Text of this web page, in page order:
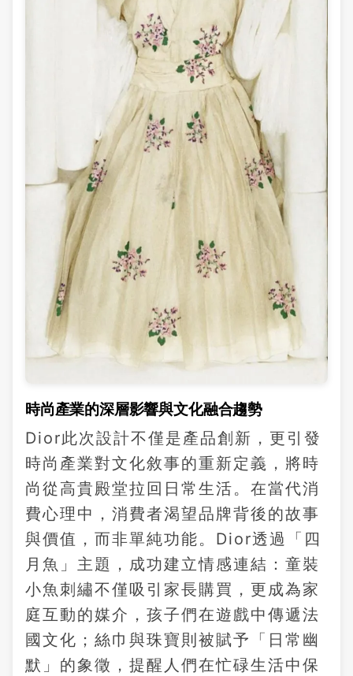
時尚產業的深層影響與文化融合趨勢
Dior此次設計不僅是產品創新，更引發
時尚產業對文化敘事的重新定義，將時
尚從高貴殿堂拉回日常生活。在當代消
費心理中，消費者渴望品牌背後的故事
與價值，而非單純功能。Dior透過「四
月魚」主題，成功建立情感連結：童裝
小魚刺繡不僅吸引家長購買，更成為家
庭互動的媒介，孩子們在遊戲中傳遞法
國文化；絲巾與珠寶則被賦予「日常幽
默」的象徵，提醒人們在忙碌生活中保